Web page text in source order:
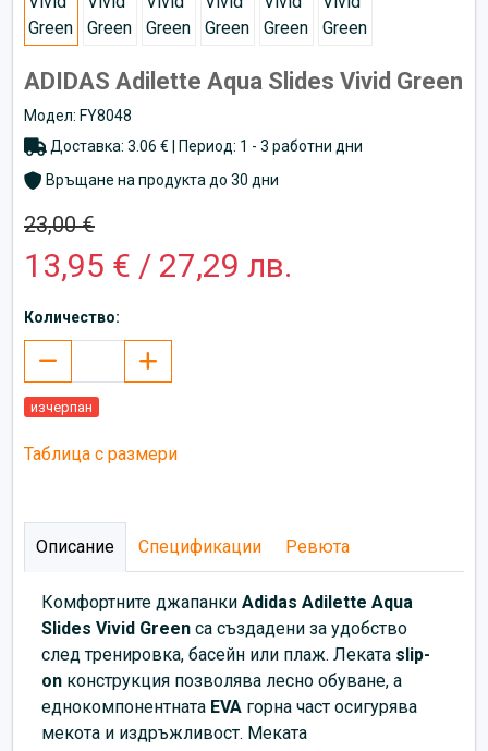
ADIDAS Adilette Aqua Slides Vivid Green
Модел: FY8048
Доставка: 3.06 € | Период: 1 - 3 работни дни
Връщане на продукта до 30 дни
23,00 €
13,95 € / 27,29 лв.
Количество:
изчерпан
Таблица с размери
Описание Спецификации Ревюта
Комфортните джапанки Аdidas Adilette Aqua
Slides Vivid Green са създадени за удобство
след тренировка, басейн или плаж. Леката slip-
on конструкция позволява лесно обуване, а
еднокомпонентната EVA горна част осигурява
мекота и издръжливост. Меката